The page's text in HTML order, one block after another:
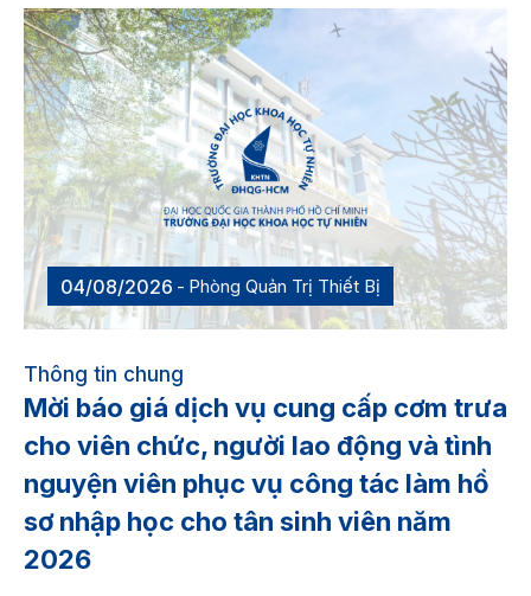
04/08/2026 Phòng Quản Trị Thiết Bị
Thông tin chung
Mời báo giá dịch vụ cung cấp cơm trưa
cho viên chức, người lao động và tình
nguyện viên phục vụ công tác làm hồ
sơ nhập học cho tân sinh viên năm
2026